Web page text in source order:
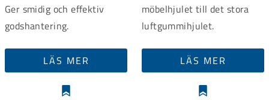
Ger smidig och effektiv
godshantering.
LÄS MER
möbelhjulet till det stora
luftgummihjulet.
LÄS MER